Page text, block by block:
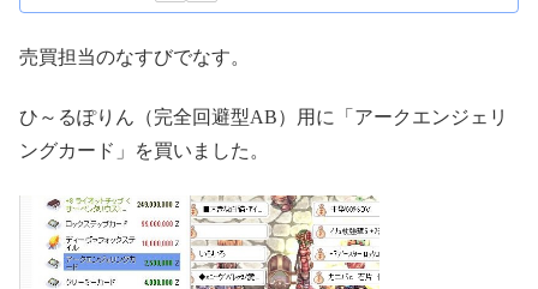
売買担当のなすびでなす。
ひ～るぽりん（完全回避型AB）用に「アークエンジェリ
ングカード」を買いました。